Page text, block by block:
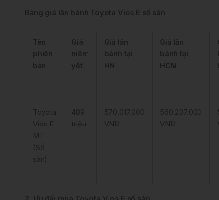
Bảng giá lăn bánh Toyota Vios E số sàn
Tên
phiên
bản
Giá
niêm
yết
Giá lăn
bánh tại
HN
Giá lăn
bánh tại
HCM
Toyota
Vios E
MT
(Số
sàn)
489
triệu
570.017.000
VNĐ
560.237.000
VNĐ